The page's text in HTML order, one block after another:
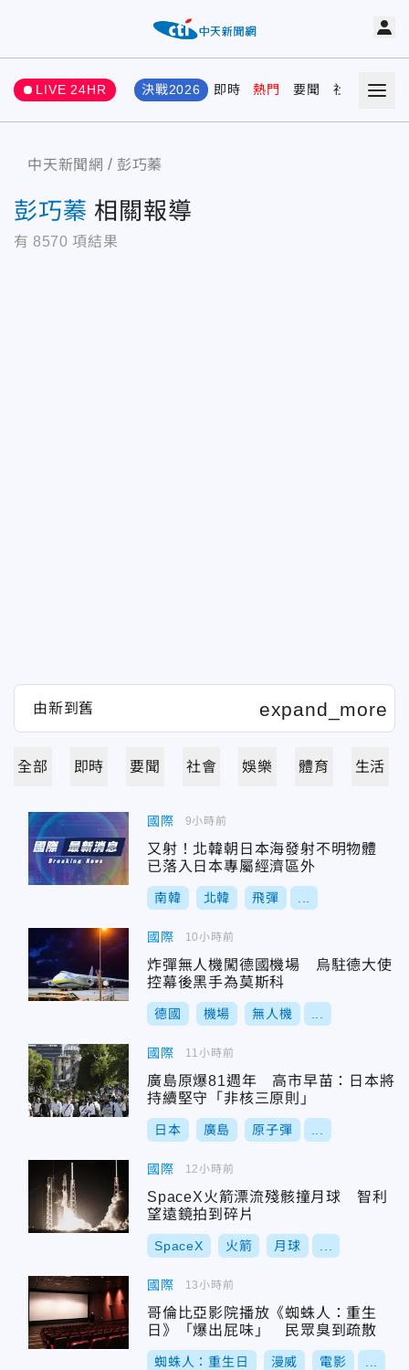
LIVE 24HR 決戰2026 即時 熱門 要聞 社會 娛樂
中天新聞網 彭巧蓁
彭巧蓁 相關報導
有 8570 項結果
全部 即時 要聞 社會 娛樂 體育 生活
國際
又射！北韓朝日本海發射不明物體
已落入日本專屬經濟區外
南韓 北韓 飛彈
9小時前
國際
炸彈無人機闖德國機場 烏駐德大使
控幕後黑手為莫斯科
德國 機場 無人機
10小時前
國際
廣島原爆81週年 高市早苗：日本將
持續堅守「非核三原則」
日本 廣島 原子彈
11小時前
國際
SpaceX火箭漂流殘骸撞月球 智利
望遠鏡拍到碎片
SpaceX 火箭 月球
12小時前
國際
哥倫比亞影院播放《蜘蛛人：重生
日》「爆出屁味」 民眾臭到疏散
蜘蛛人：重生日 漫威 電影
13小時前